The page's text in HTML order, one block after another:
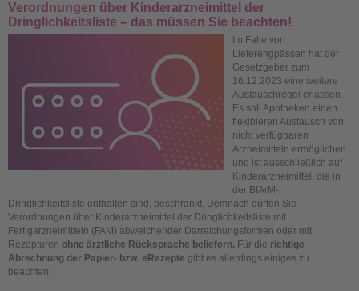
Verordnungen über Kinderarzneimittel der
Dringlichkeitsliste – das müssen Sie beachten!
Im Falle von
Lieferengpässen hat der
Gesetzgeber zum
16.12.2023 eine weitere
Austauschregel erlassen.
Es soll Apotheken einen
flexibleren Austausch von
nicht verfügbaren
Arzneimitteln ermöglichen
und ist ausschließlich auf
Kinderarzneimittel, die in
der BfArM-
Dringlichkeitsliste enthalten sind, beschränkt. Demnach dürfen Sie
Verordnungen über Kinderarzneimittel der Dringlichkeitsliste mit
Fertigarzneimitteln (FAM) abweichender Darreichungsformen oder mit
Rezepturen ohne ärztliche Rücksprache beliefern. Für die richtige
Abrechnung der Papier- bzw. eRezepte gibt es allerdings einiges zu
beachten: